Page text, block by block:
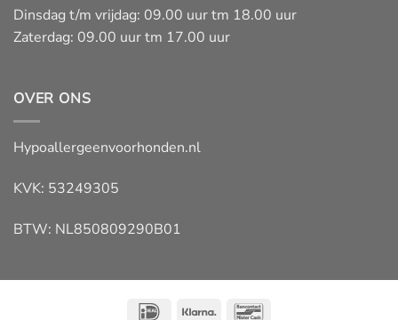
Dinsdag t/m vrijdag: 09.00 uur tm 18.00 uur
Zaterdag: 09.00 uur tm 17.00 uur
OVER ONS
Hypoallergeenvoorhonden.nl
KVK: 53249305
BTW: NL850809290B01
IDeal Klarna